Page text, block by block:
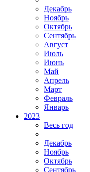
Декабрь
Ноябрь
Октябрь
Сентябрь
Август
Июль
Июнь
Май
Апрель
Март
Февраль
Январь
2023
Весь год
Декабрь
Ноябрь
Октябрь
Сентябрь